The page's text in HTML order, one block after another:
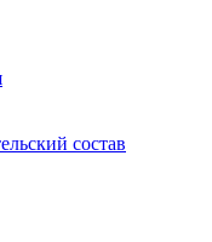
состав